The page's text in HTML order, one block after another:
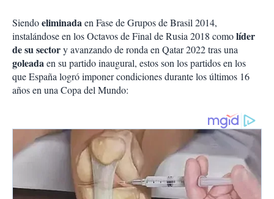
Siendoeliminadaen Fase de Grupos de Brasil 2014,
instalándose en los Octavos de Final de Rusia 2018 comolíder
de su sectory avanzando de ronda en Qatar 2022 tras una
goleadaen su partido inaugural, estos son los partidos en los
que España logró imponer condiciones durante los últimos 16
años en una Copa del Mundo: